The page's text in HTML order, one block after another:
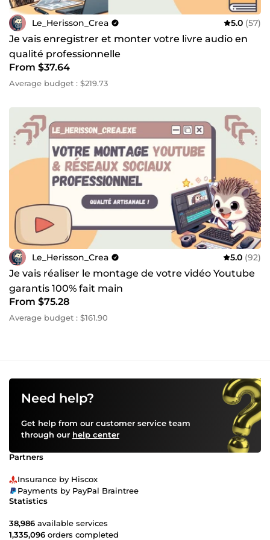
Le_Herisson_Crea 5.0 (57)
Je vais enregistrer et monter votre livre audio en
qualité professionnelle
From $37.64
Average budget : $219.73
Le_Herisson_Crea 5.0 (92)
Je vais réaliser le montage de votre vidéo Youtube
garantis 100% fait main
From $75.28
Average budget : $161.90
Need help?
Get help from our customer service team
through our help center
Partners
Insurance by Hiscox
Payments by PayPal Braintree
Statistics
38,986 available services
1,335,096 orders completed